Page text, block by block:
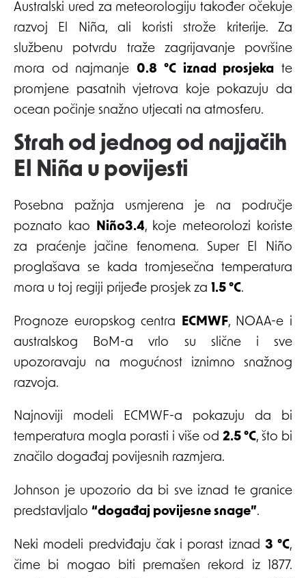
Australski ured za meteorologiju također očekuje
razvoj El Niña, ali koristi strože kriterije. Za
službenu potvrdu traže zagrijavanje površine
mora od najmanje 0.8 °C iznad prosjeka te
promjene pasatnih vjetrova koje pokazuju da
ocean počinje snažno utjecati na atmosferu.
Strah od jednog od najjačih
El Niña u povijesti
Posebna pažnja usmjerena je na područje
poznato kao
Niño3.4, koje meteorolozi koriste
za praćenje jačine fenomena. Super El Niño
proglašava se kada tromjesečna temperatura
mora u toj regiji prijeđe prosjek za 1.5 °C.
Prognoze europskog centra ECMWF, NOAA-e i
australskog BoM-a vrlo su slične i sve
upozoravaju na mogućnost iznimno snažnog
razvoja.
Najnoviji modeli ECMWF-a pokazuju da bi
temperatura mogla porasti i više od 2.5 °C, što bi
značilo događaj povijesnih razmjera.
Johnson je upozorio da bi sve iznad te granice
predstavljalo “događaj povijesne snage”.
Neki modeli predviđaju čak i porast iznad 3 °C,
čime bi mogao biti premašen rekord iz 1877.